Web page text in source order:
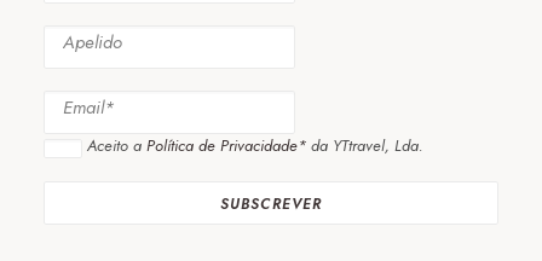
Aceito a Política de Privacidade* da YTtravel, Lda.